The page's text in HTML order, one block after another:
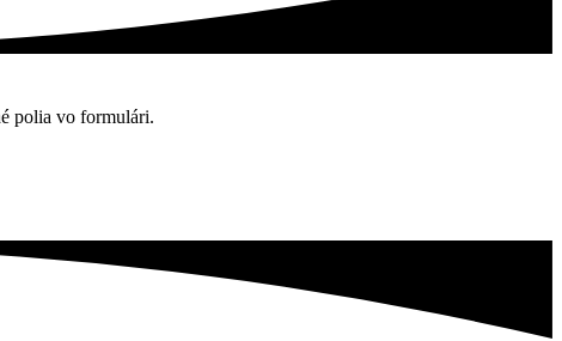
polia vo formulári.